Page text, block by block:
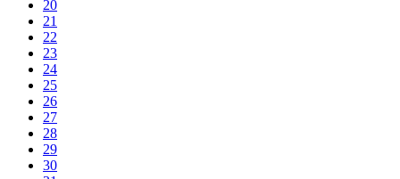
20
21
22
23
24
25
26
27
28
29
30